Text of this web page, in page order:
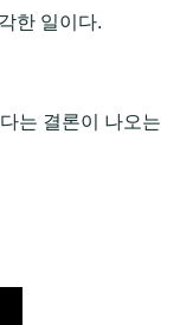
한 일이다.
는 결론이 나오는